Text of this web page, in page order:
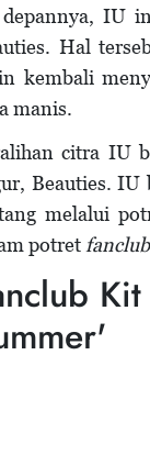
IU
Hal
kembali
manis.
citra IU
Beauties.
melalui
potret